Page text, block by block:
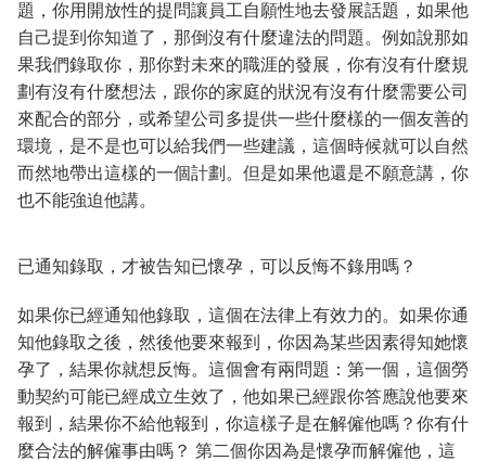
題，你用開放性的提問讓員工自願性地去發展話題，如果他
自己提到你知道了，那倒沒有什麼違法的問題。例如說那如
果我們錄取你，那你對未來的職涯的發展，你有沒有什麼規
劃有沒有什麼想法，跟你的家庭的狀況有沒有什麼需要公司
來配合的部分，或希望公司多提供一些什麼樣的一個友善的
環境，是不是也可以給我們一些建議，這個時候就可以自然
而然地帶出這樣的一個計劃。但是如果他還是不願意講，你
也不能強迫他講。
已通知錄取，才被告知已懷孕，可以反悔不錄用嗎？
如果你已經通知他錄取，這個在法律上有效力的。如果你通
知他錄取之後，然後他要來報到，你因為某些因素得知她懷
孕了，結果你就想反悔。這個會有兩問題：第一個，這個勞
動契約可能已經成立生效了，他如果已經跟你答應說他要來
報到，結果你不給他報到，你這樣子是在解僱他嗎？你有什
麼合法的解僱事由嗎？ 第二個你因為是懷孕而解僱他，這